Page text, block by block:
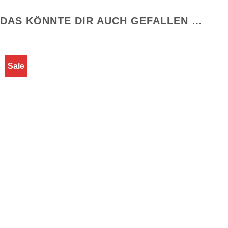
DAS KÖNNTE DIR AUCH GEFALLEN …
Sale